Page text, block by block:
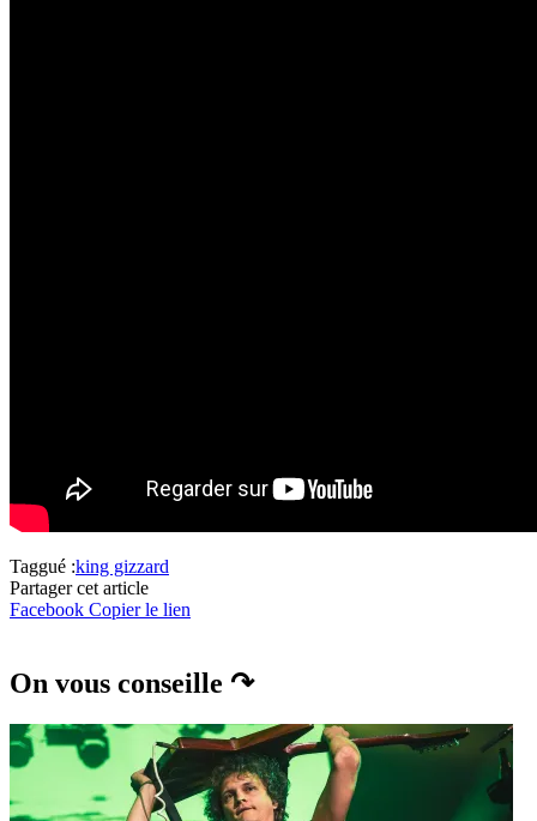
Taggué :king gizzard
Partager cet article
Facebook Copier le lien
On vous conseille ↷